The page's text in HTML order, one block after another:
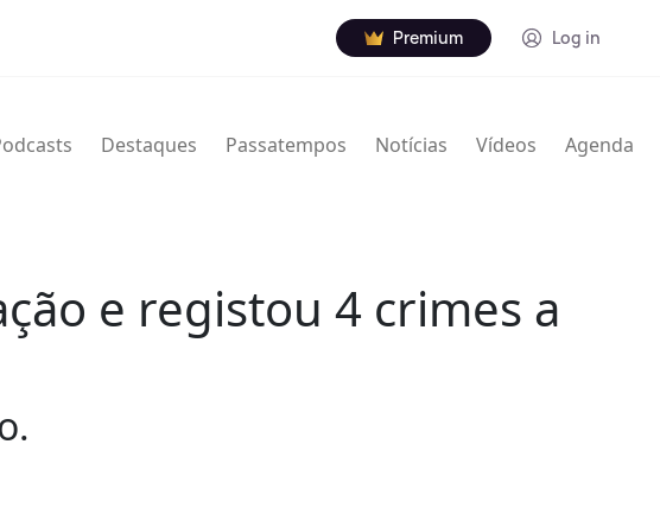
Premium Log in
Destaques Passatempos Notícias Vídeos Agenda
e registou 4 crimes a